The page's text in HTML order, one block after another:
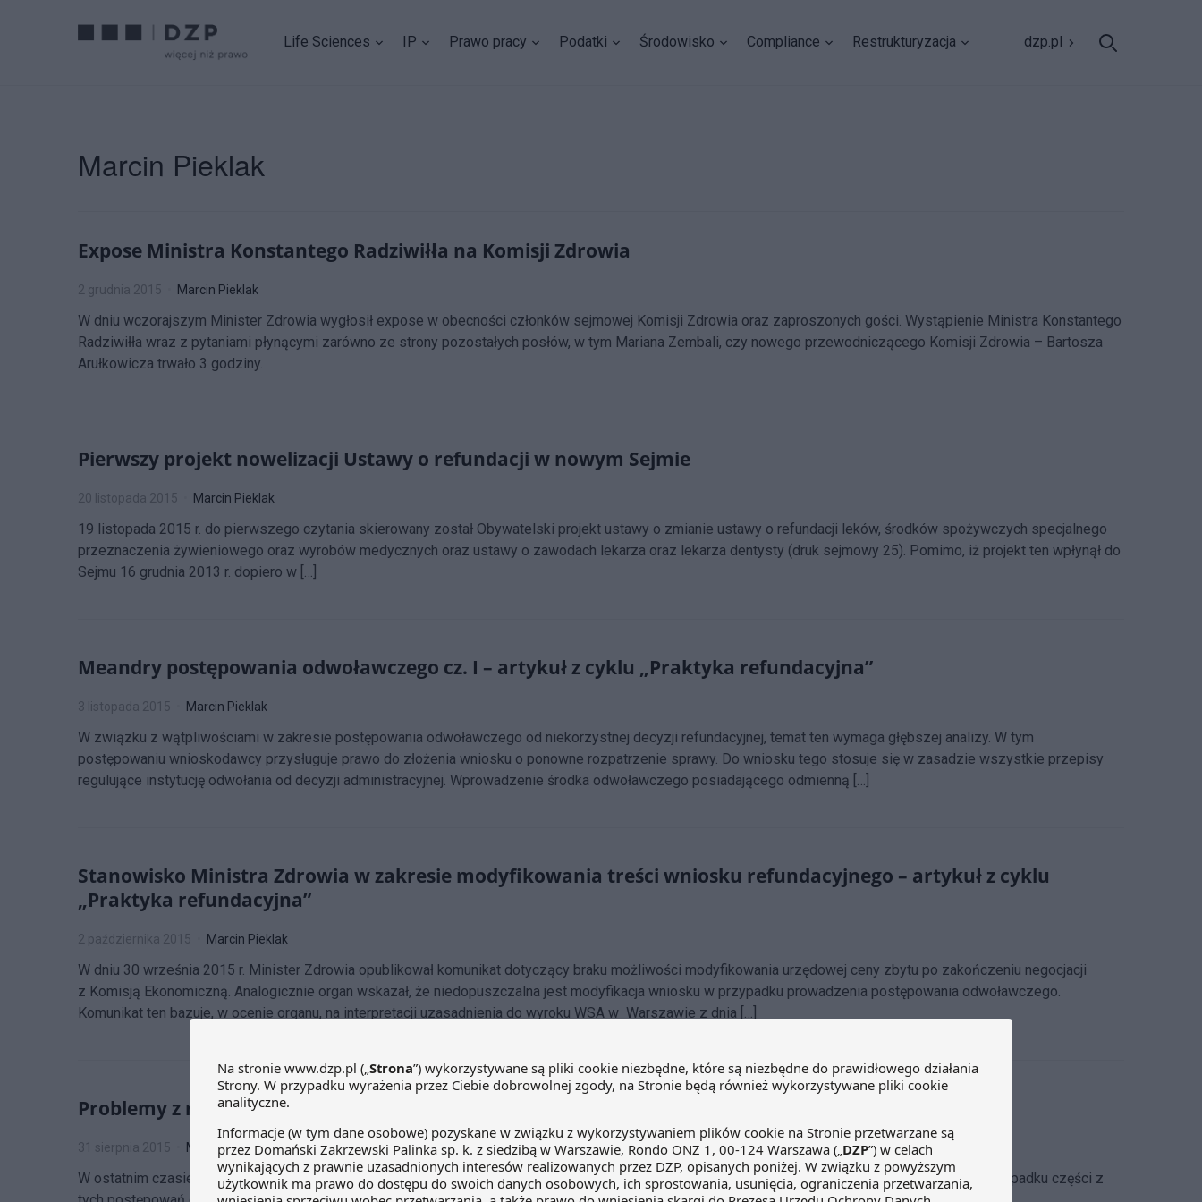
Life Sciences IP Prawo pracy Podatki Środowisko Compliance Restrukturyzacja dzp.pl
Marcin Pieklak
Expose Ministra Konstantego Radziwiłła na Komisji Zdrowia
2 grudnia 2015 Marcin Pieklak
W dniu wczorajszym Minister Zdrowia wygłosił expose w obecności członków sejmowej Komisji Zdrowia oraz zaproszonych gości. Wystąpienie Ministra Konstantego
Radziwiłła wraz z pytaniami płynącymi zarówno ze strony pozostałych posłów, w tym Mariana Zembali, czy nowego przewodniczącego Komisji Zdrowia – Bartosza
Arułkowicza trwało 3 godziny.
Pierwszy projekt nowelizacji Ustawy o refundacji w nowym Sejmie
20 listopada 2015 Marcin Pieklak
19 listopada 2015 r. do pierwszego czytania skierowany został Obywatelski projekt ustawy o zmianie ustawy o refundacji leków, środków spożywczych specjalnego
przeznaczenia żywieniowego oraz wyrobów medycznych oraz ustawy o zawodach lekarza oraz lekarza dentysty (druk sejmowy 25). Pomimo, iż projekt ten wpłynął do
Sejmu 16 grudnia 2013 r. dopiero w […]
Meandry postępowania odwoławczego cz. I – artykuł z cyklu „Praktyka refundacyjna”
3 listopada 2015 Marcin Pieklak
W związku z wątpliwościami w zakresie postępowania odwoławczego od niekorzystnej decyzji refundacyjnej, temat ten wymaga głębszej analizy. W tym
postępowaniu wnioskodawcy przysługuje prawo do złożenia wniosku o ponowne rozpatrzenie sprawy. Do wniosku tego stosuje się w zasadzie wszystkie przepisy
regulujące instytucję odwołania od decyzji administracyjnej. Wprowadzenie środka odwoławczego posiadającego odmienną […]
Stanowisko Ministra Zdrowia w zakresie modyfikowania treści wniosku refundacyjnego – artykuł z cyklu
„Praktyka refundacyjna”
2 października 2015 Marcin Pieklak
W dniu 30 września 2015 r. Minister Zdrowia opublikował komunikat dotyczący braku możliwości modyfikowania urzędowej ceny zbytu po zakończeniu negocjacji
z Komisją Ekonomiczną. Analogicznie organ wskazał, że niedopuszczalna jest modyfikacja wniosku w przypadku prowadzenia postępowania odwoławczego.
Komunikat ten bazuje, w ocenie organu, na interpretacji uzasadnienia do wyroku WSA w Warszawie z dnia […]
Problemy z realizacją instrumentów dzielenia ryzyka – artykuł z cyklu „Praktyka refundacyjna”
31 sierpnia 2015 Marcin Pieklak
W ostatnim czasie coraz częściej wszczynane są postępowania dotyczące naruszenia postanowień zwartych instrumentów dzielenia ryzyka. W przypadku części z